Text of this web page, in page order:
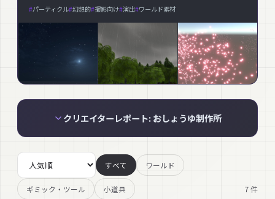
#パーティクル#幻想的#撮影向け#演出#ワールド素材
クリエイターレポート: おしょうゆ制作所
すべて ワールド
ギミック・ツール 小道具 7件